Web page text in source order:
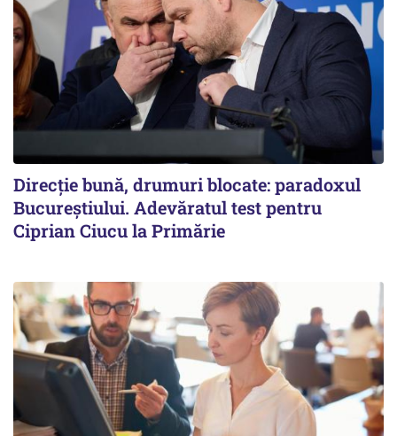
Direcție bună, drumuri blocate: paradoxul
Bucureștiului. Adevăratul test pentru
Ciprian Ciucu la Primărie